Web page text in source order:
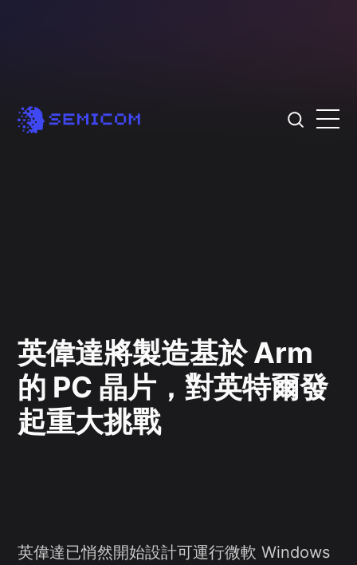
英偉達將製造基於 Arm
的 PC 晶片，對英特爾發
起重大挑戰
英偉達已悄然開始設計可運行微軟 Windows